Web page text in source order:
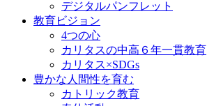
デジタルパンフレット
教育ビジョン
4つの心
カリタスの中高６年一貫教育
カリタス×SDGs
豊かな人間性を育む
カトリック教育